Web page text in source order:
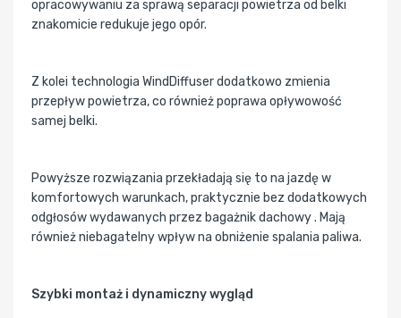
opracowywaniu za sprawą separacji powietrza od belki
znakomicie redukuje jego opór.
Z kolei technologia WindDiffuser dodatkowo zmienia
przepływ powietrza, co również poprawa opływowość
samej belki.
Powyższe rozwiązania przekładają się to na jazdę w
komfortowych warunkach, praktycznie bez dodatkowych
odgłosów wydawanych przez bagażnik dachowy . Mają
również niebagatelny wpływ na obniżenie spalania paliwa.
Szybki montaż i dynamiczny wygląd